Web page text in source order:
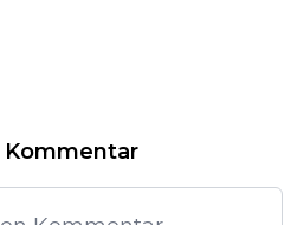
Kommentar